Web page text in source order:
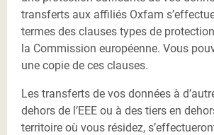
transferts aux affiliés Oxfam
termes des clauses types de
la Commission européenne. Vous
une copie de ces clauses.
Les transferts de vos données à
dehors de l’EEE ou à des tiers en
territoire où vous résidez,